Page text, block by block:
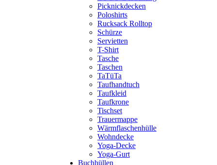
Picknickdecken
Poloshirts
Rucksack Rolltop
Schürze
Servietten
T-Shirt
Tasche
Taschen
TaTüTa
Taufhandtuch
Taufkleid
Taufkrone
Tischset
Trauermappe
Wärmflaschenhülle
Wohndecke
Yoga-Decke
Yoga-Gurt
Buchhüllen